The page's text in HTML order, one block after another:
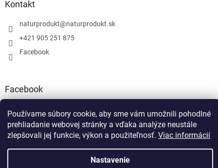
Používame súbory cookie, aby sme vám umožnili pohodlné
prehliadanie webovej stránky a vďaka analýze neustále
zlepšovali jej funkcie, výkon a použiteľnosť. Viac informácií
Nastavenie
Kontakt
naturprodukt@naturprodukt.sk
+421 905 251 875
Facebook
Facebook
Vytvoril Shoptet